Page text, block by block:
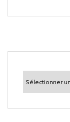
c
découvrir